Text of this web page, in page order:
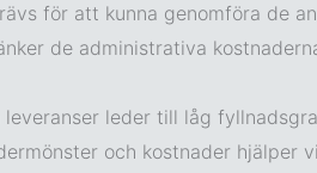
för att kunna genomföra de
de administrativa
leder till låg
och kostnader